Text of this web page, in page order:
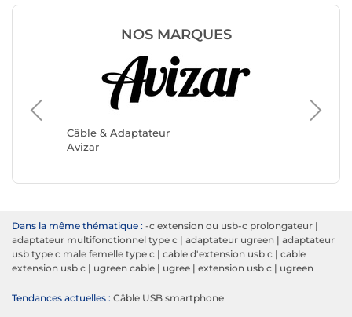
NOS MARQUES
Câble & Adaptateur
Avizar
Câble
Belkin
Dans la même thématique : -c extension ou usb-c prolongateur |
adaptateur multifonctionnel type c | adaptateur ugreen | adaptateur
usb type c male femelle type c | cable d'extension usb c | cable
extension usb c | ugreen cable | ugree | extension usb c | ugreen
Tendances actuelles : Câble USB smartphone